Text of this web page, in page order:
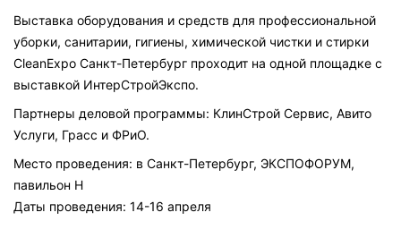
Выставка оборудования и средств для профессиональной
уборки, санитарии, гигиены, химической чистки и стирки
CleanExpo Санкт-Петербург проходит на одной площадке с
выставкой ИнтерСтройЭкспо.
Партнеры деловой программы: КлинСтрой Сервис, Авито
Услуги, Граcс и ФРиО.
Место проведения: в Санкт-Петербург, ЭКСПОФОРУМ,
павильон H
Даты проведения: 14-16 апреля